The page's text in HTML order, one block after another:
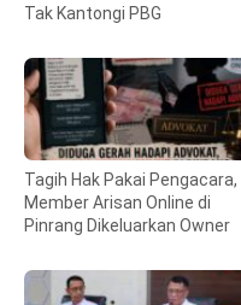
Tak Kantongi PBG
Tagih Hak Pakai Pengacara,
Member Arisan Online di
Pinrang Dikeluarkan Owner